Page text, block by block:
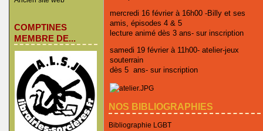
COMPTINES
MEMBRE DE...
mercredi 16 février à 16h00 -Billy et ses
amis, épisodes 4 & 5
lecture animé dès 3 ans- sur inscription
samedi 19 février à 11h00- atelier-jeux
souterrain
dès 5 ans- sur inscription
NOS BIBLIOGRAPHIES
Bibliographie LGBT